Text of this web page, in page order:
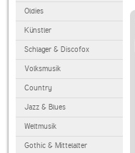
Oldies
Künstler
Schlager & Discofox
Volksmusik
Country
Jazz & Blues
Weltmusik
Gothic & Mittelalter